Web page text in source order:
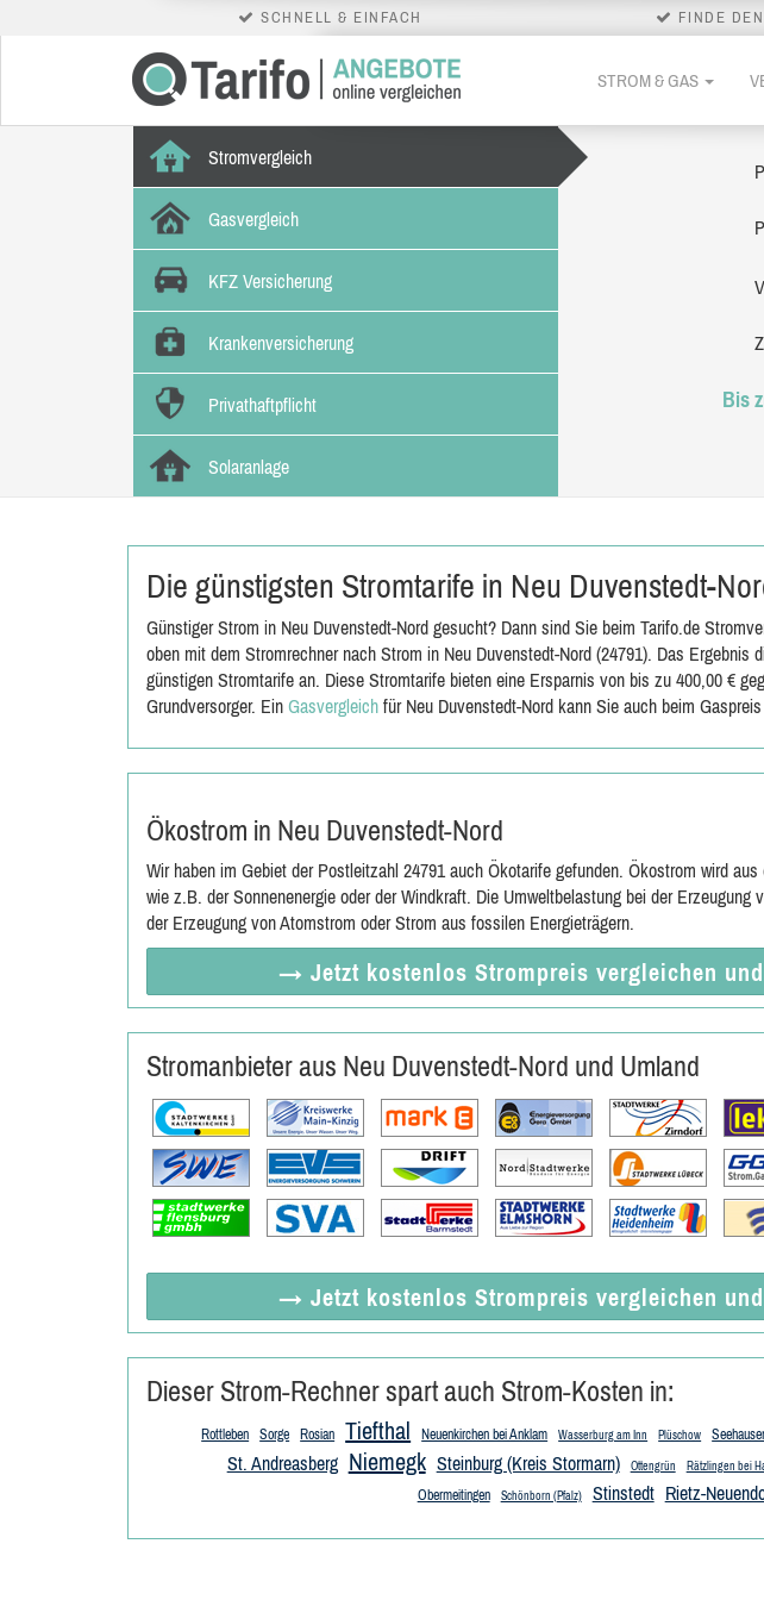
SCHNELL & EINFACH FINDE
STROM & GAS
Stromvergleich
Gasvergleich
KFZ Versicherung
Krankenversicherung
Privathaftpflicht
Solaranlage
Bis
Die günstigsten Stromtarife in Neu Duvenstedt-
Günstiger Strom in Neu Duvenstedt-Nord gesucht? Dann sind Sie beim Tarifo.de
oben mit dem Stromrechner nach Strom in Neu Duvenstedt-Nord (24791). Das Ergebnis
günstigen Stromtarife an. Diese Stromtarife bieten eine Ersparnis von bis zu 400,00 €
Grundversorger. Ein Gasvergleich für Neu Duvenstedt-Nord kann Sie auch beim
Ökostrom in Neu Duvenstedt-Nord
Wir haben im Gebiet der Postleitzahl 24791 auch Ökotarife gefunden. Ökostrom wird aus
wie z.B. der Sonnenenergie oder der Windkraft. Die Umweltbelastung bei der Erzeugung
der Erzeugung von Atomstrom oder Strom aus fossilen Energieträgern.
→ Jetzt kostenlos Strompreis vergleichen
Stromanbieter aus Neu Duvenstedt-Nord und Umland
→ Jetzt kostenlos Strompreis vergleichen
Dieser Strom-Rechner spart auch Strom-Kosten in:
Rottleben Sorge Rosian Tiefthal Neuenkirchen bei Anklam Wasserburg am Inn Plüschow
St. Andreasberg Niemegk Steinburg (Kreis Stormarn) Ottengrün Rätzlingen bei
Obermeitingen Schönborn (Pfalz) Stinstedt Rietz-